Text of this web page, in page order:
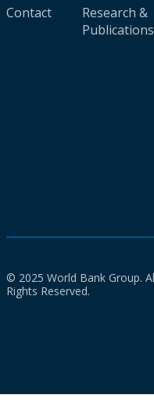
Contact
Research &
Publications
© 2025 World Bank Group.
Rights Reserved.